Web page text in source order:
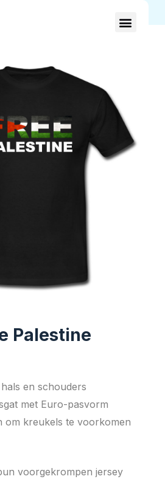
Palestine
en schouders
met Euro-pasvorm
om kreukels te voorkomen
voorgekrompen jersey